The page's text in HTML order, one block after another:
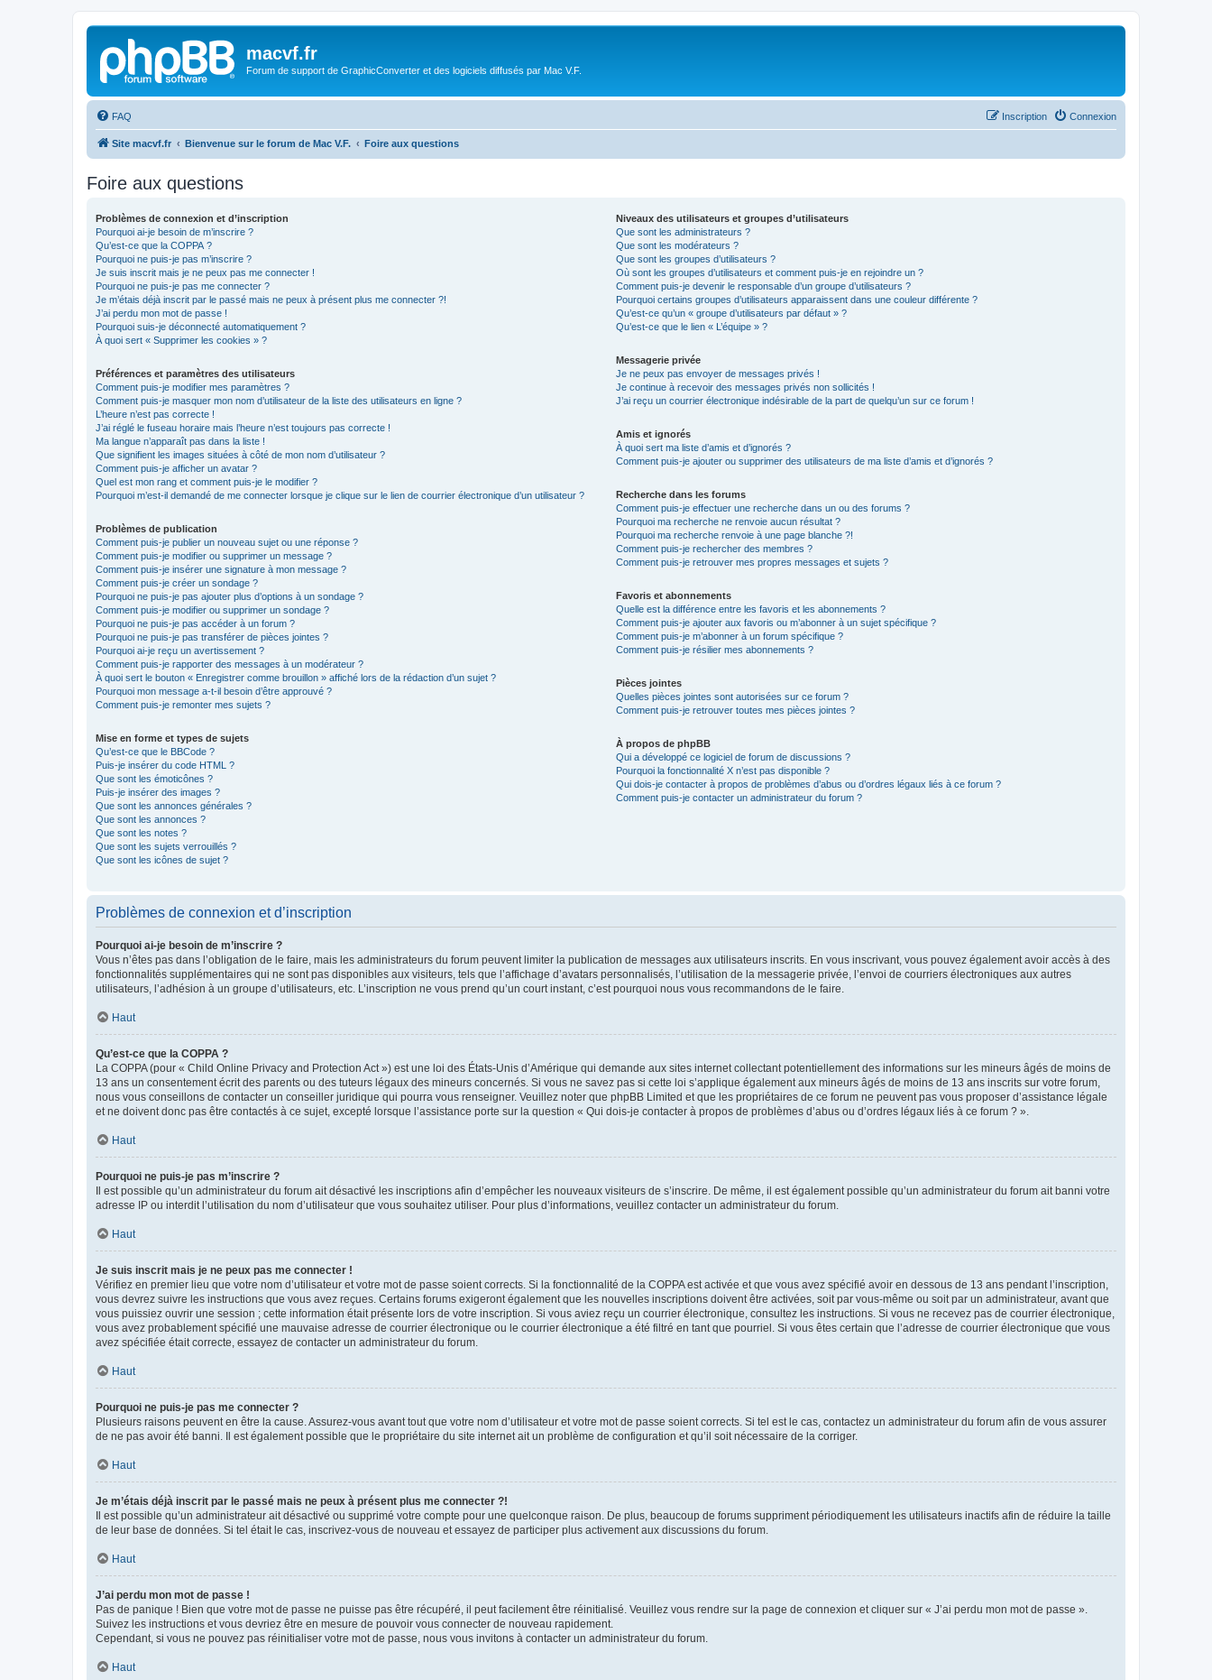
macvf.fr
Forum de support de GraphicConverter et des logiciels diffusés par Mac V.F.
FAQ Connexion
Inscription
Site macvf.fr Bienvenue sur le forum de Mac V.F. Foire aux questions
Foire aux questions
Problèmes de connexion et d’inscription
Pourquoi ai-je besoin de m’inscrire ?
Qu’est-ce que la COPPA ?
Pourquoi ne puis-je pas m’inscrire ?
Je suis inscrit mais je ne peux pas me connecter !
Pourquoi ne puis-je pas me connecter ?
Je m’étais déjà inscrit par le passé mais ne peux à présent plus me connecter ?!
J’ai perdu mon mot de passe !
Pourquoi suis-je déconnecté automatiquement ?
À quoi sert « Supprimer les cookies » ?
Préférences et paramètres des utilisateurs
Comment puis-je modifier mes paramètres ?
Comment puis-je masquer mon nom d’utilisateur de la liste des utilisateurs en ligne ?
L’heure n’est pas correcte !
J’ai réglé le fuseau horaire mais l’heure n’est toujours pas correcte !
Ma langue n’apparaît pas dans la liste !
Que signifient les images situées à côté de mon nom d’utilisateur ?
Comment puis-je afficher un avatar ?
Quel est mon rang et comment puis-je le modifier ?
Pourquoi m’est-il demandé de me connecter lorsque je clique sur le lien de courrier électronique d’un utilisateur ?
Problèmes de publication
Comment puis-je publier un nouveau sujet ou une réponse ?
Comment puis-je modifier ou supprimer un message ?
Comment puis-je insérer une signature à mon message ?
Comment puis-je créer un sondage ?
Pourquoi ne puis-je pas ajouter plus d’options à un sondage ?
Comment puis-je modifier ou supprimer un sondage ?
Pourquoi ne puis-je pas accéder à un forum ?
Pourquoi ne puis-je pas transférer de pièces jointes ?
Pourquoi ai-je reçu un avertissement ?
Comment puis-je rapporter des messages à un modérateur ?
À quoi sert le bouton « Enregistrer comme brouillon » affiché lors de la rédaction d’un sujet ?
Pourquoi mon message a-t-il besoin d’être approuvé ?
Comment puis-je remonter mes sujets ?
Mise en forme et types de sujets
Qu’est-ce que le BBCode ?
Puis-je insérer du code HTML ?
Que sont les émoticônes ?
Puis-je insérer des images ?
Que sont les annonces générales ?
Que sont les annonces ?
Que sont les notes ?
Que sont les sujets verrouillés ?
Que sont les icônes de sujet ?
Niveaux des utilisateurs et groupes d’utilisateurs
Que sont les administrateurs ?
Que sont les modérateurs ?
Que sont les groupes d’utilisateurs ?
Où sont les groupes d’utilisateurs et comment puis-je en rejoindre un ?
Comment puis-je devenir le responsable d’un groupe d’utilisateurs ?
Pourquoi certains groupes d’utilisateurs apparaissent dans une couleur différente ?
Qu’est-ce qu’un « groupe d’utilisateurs par défaut » ?
Qu’est-ce que le lien « L’équipe » ?
Messagerie privée
Je ne peux pas envoyer de messages privés !
Je continue à recevoir des messages privés non sollicités !
J’ai reçu un courrier électronique indésirable de la part de quelqu’un sur ce forum !
Amis et ignorés
À quoi sert ma liste d’amis et d’ignorés ?
Comment puis-je ajouter ou supprimer des utilisateurs de ma liste d’amis et d’ignorés ?
Recherche dans les forums
Comment puis-je effectuer une recherche dans un ou des forums ?
Pourquoi ma recherche ne renvoie aucun résultat ?
Pourquoi ma recherche renvoie à une page blanche ?!
Comment puis-je rechercher des membres ?
Comment puis-je retrouver mes propres messages et sujets ?
Favoris et abonnements
Quelle est la différence entre les favoris et les abonnements ?
Comment puis-je ajouter aux favoris ou m’abonner à un sujet spécifique ?
Comment puis-je m’abonner à un forum spécifique ?
Comment puis-je résilier mes abonnements ?
Pièces jointes
Quelles pièces jointes sont autorisées sur ce forum ?
Comment puis-je retrouver toutes mes pièces jointes ?
À propos de phpBB
Qui a développé ce logiciel de forum de discussions ?
Pourquoi la fonctionnalité X n’est pas disponible ?
Qui dois-je contacter à propos de problèmes d’abus ou d’ordres légaux liés à ce forum ?
Comment puis-je contacter un administrateur du forum ?
Problèmes de connexion et d’inscription
Pourquoi ai-je besoin de m’inscrire ?
Vous n’êtes pas dans l’obligation de le faire, mais les administrateurs du forum peuvent limiter la publication de messages aux utilisateurs inscrits. En vous inscrivant, vous pouvez également avoir accès à des
fonctionnalités supplémentaires qui ne sont pas disponibles aux visiteurs, tels que l’affichage d’avatars personnalisés, l’utilisation de la messagerie privée, l’envoi de courriers électroniques aux autres
utilisateurs, l’adhésion à un groupe d’utilisateurs, etc. L’inscription ne vous prend qu’un court instant, c’est pourquoi nous vous recommandons de le faire.
Haut
Qu’est-ce que la COPPA ?
La COPPA (pour « Child Online Privacy and Protection Act ») est une loi des États-Unis d’Amérique qui demande aux sites internet collectant potentiellement des informations sur les mineurs âgés de moins de
13 ans un consentement écrit des parents ou des tuteurs légaux des mineurs concernés. Si vous ne savez pas si cette loi s’applique également aux mineurs âgés de moins de 13 ans inscrits sur votre forum,
nous vous conseillons de contacter un conseiller juridique qui pourra vous renseigner. Veuillez noter que phpBB Limited et que les propriétaires de ce forum ne peuvent pas vous proposer d’assistance légale
et ne doivent donc pas être contactés à ce sujet, excepté lorsque l’assistance porte sur la question « Qui dois-je contacter à propos de problèmes d’abus ou d’ordres légaux liés à ce forum ? ».
Haut
Pourquoi ne puis-je pas m’inscrire ?
Il est possible qu’un administrateur du forum ait désactivé les inscriptions afin d’empêcher les nouveaux visiteurs de s’inscrire. De même, il est également possible qu’un administrateur du forum ait banni votre
adresse IP ou interdit l’utilisation du nom d’utilisateur que vous souhaitez utiliser. Pour plus d’informations, veuillez contacter un administrateur du forum.
Haut
Je suis inscrit mais je ne peux pas me connecter !
Vérifiez en premier lieu que votre nom d’utilisateur et votre mot de passe soient corrects. Si la fonctionnalité de la COPPA est activée et que vous avez spécifié avoir en dessous de 13 ans pendant l’inscription,
vous devrez suivre les instructions que vous avez reçues. Certains forums exigeront également que les nouvelles inscriptions doivent être activées, soit par vous-même ou soit par un administrateur, avant que
vous puissiez ouvrir une session ; cette information était présente lors de votre inscription. Si vous aviez reçu un courrier électronique, consultez les instructions. Si vous ne recevez pas de courrier électronique,
vous avez probablement spécifié une mauvaise adresse de courrier électronique ou le courrier électronique a été filtré en tant que pourriel. Si vous êtes certain que l’adresse de courrier électronique que vous
avez spécifiée était correcte, essayez de contacter un administrateur du forum.
Haut
Pourquoi ne puis-je pas me connecter ?
Plusieurs raisons peuvent en être la cause. Assurez-vous avant tout que votre nom d’utilisateur et votre mot de passe soient corrects. Si tel est le cas, contactez un administrateur du forum afin de vous assurer
de ne pas avoir été banni. Il est également possible que le propriétaire du site internet ait un problème de configuration et qu’il soit nécessaire de la corriger.
Haut
Je m’étais déjà inscrit par le passé mais ne peux à présent plus me connecter ?!
Il est possible qu’un administrateur ait désactivé ou supprimé votre compte pour une quelconque raison. De plus, beaucoup de forums suppriment périodiquement les utilisateurs inactifs afin de réduire la taille
de leur base de données. Si tel était le cas, inscrivez-vous de nouveau et essayez de participer plus activement aux discussions du forum.
Haut
J’ai perdu mon mot de passe !
Pas de panique ! Bien que votre mot de passe ne puisse pas être récupéré, il peut facilement être réinitialisé. Veuillez vous rendre sur la page de connexion et cliquer sur « J’ai perdu mon mot de passe ».
Suivez les instructions et vous devriez être en mesure de pouvoir vous connecter de nouveau rapidement.
Cependant, si vous ne pouvez pas réinitialiser votre mot de passe, nous vous invitons à contacter un administrateur du forum.
Haut